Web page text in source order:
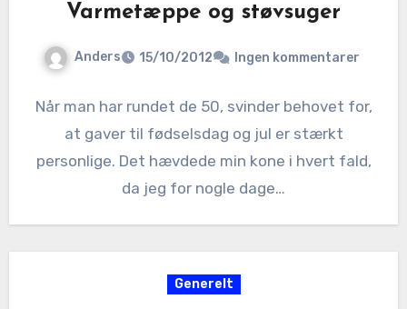
Varmetæppe og støvsuger
Anders 15/10/2012 Ingen kommentarer
Når man har rundet de 50, svinder behovet for,
at gaver til fødselsdag og jul er stærkt
personlige. Det hævdede min kone i hvert fald,
da jeg for nogle dage…
Generelt